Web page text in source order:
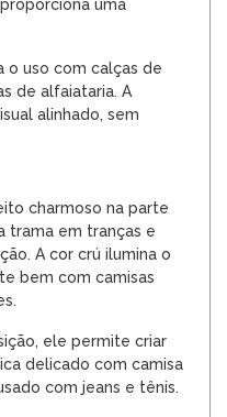
uma
o uso com calças de
de alfaiataria. A
alinhado, sem
charmoso na parte
trama em tranças e
A cor crú ilumina o
bem com camisas
ele permite criar
delicado com camisa
com jeans e tênis.